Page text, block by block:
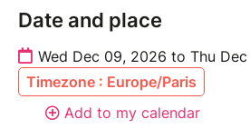
Date and place
Wed Dec 09, 2026 to Thu
Timezone : Europe/Paris
Add to my calendar